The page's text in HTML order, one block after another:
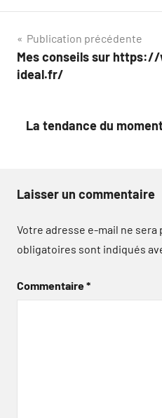
Navigation
de
Publication précédente
Mes conseils sur
ideal.fr/
La tendance du
Laisser un commentaire
Votre adresse e-mail ne sera
obligatoires sont indiqués
Commentaire*